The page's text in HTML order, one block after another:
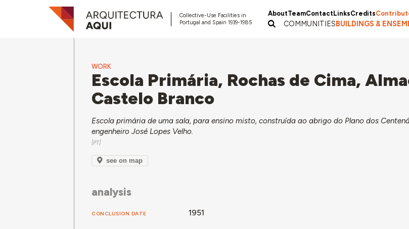
Collective-Use Facilities in
Portugal and Spain 1939-1985
AboutTeamContactLinksCredits
COMMUNITIESBUILDINGS &
WORK
Escola Primária, Rochas de Cima,
Castelo Branco
Escola primária de uma sala, para ensino misto, construída ao abrigo do Plano dos
engenheiro José Lopes Velho.
see on map
analysis
CONCLUSION DATE 1951